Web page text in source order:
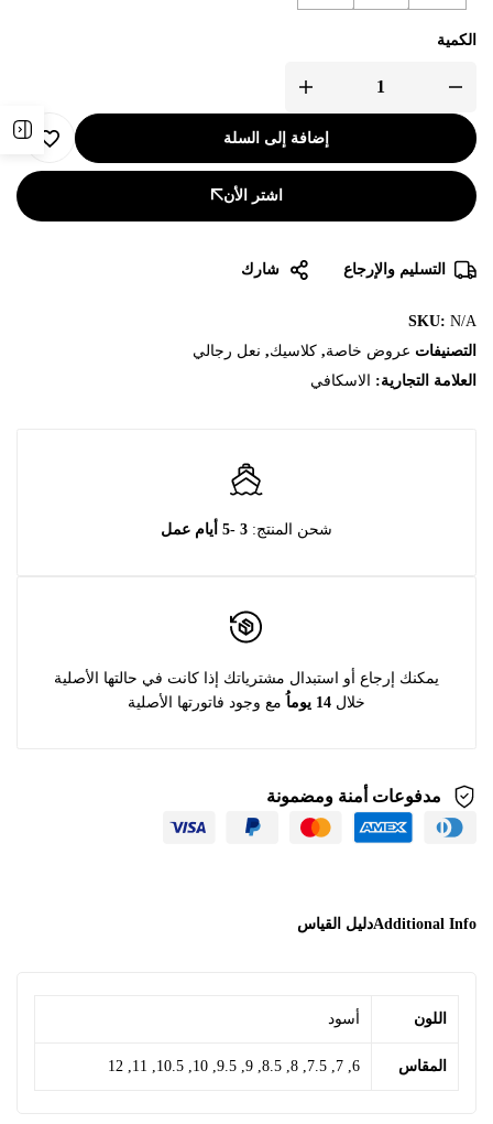
الكمية
إضافة إلى السلة
اشتر الأن
التسليم والإرجاع شارك
SKU: N/A
التصنيفات عروض خاصة, كلاسيك, نعل رجالي
العلامة التجارية:
الاسكافي
شحن المنتج: 3 -5 أيام عمل
يمكنك إرجاع أو استبدال مشترياتك إذا كانت في حالتها الأصلية
خلال 14 يوماُ مع وجود فاتورتها الأصلية
مدفوعات أمنة ومضمونة
Additional Infoدليل القياس
اللون أسود
المقاس 6, 7, 7.5, 8, 8.5, 9, 9.5, 10, 10.5, 11, 12